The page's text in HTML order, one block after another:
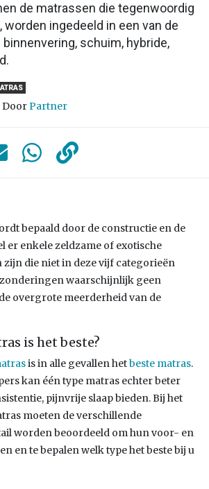
de matrassen die tegenwoordig
worden ingedeeld in een van de
schuim, hybride,
DoorPartner
bepaald door de constructie en de
er enkele zeldzame of exotische
die niet in deze vijf categorieën
waarschijnlijk geen
overgrote meerderheid van de
is het beste?
is in alle gevallen hetbeste matras.
kan één type matras echter beter
pijnvrije slaap bieden. Bij het
moeten de verschillende
worden beoordeeld om hun voor- en
en te bepalen welk type het beste bij u